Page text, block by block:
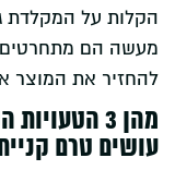
הקלות על המקלדת
מעשה הם מתחרטים
להחזיר את המוצר
מהן 3
עושים טרם